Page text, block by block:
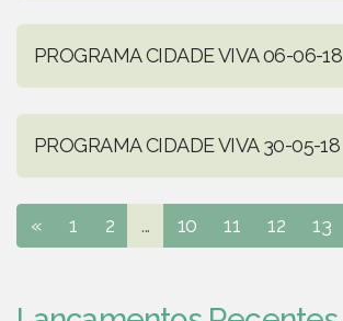
PROGRAMA CIDADE VIVA 06-06-18
PROGRAMA CIDADE VIVA 30-05-18
« 1 2 ... 10 11 12 13